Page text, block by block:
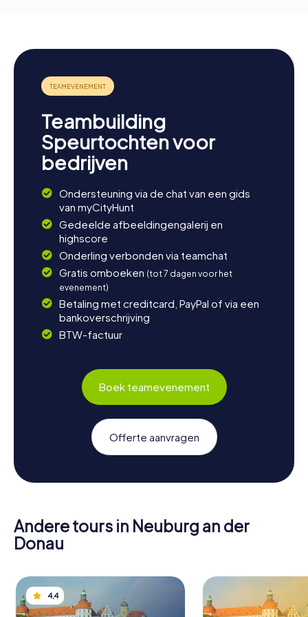
Teambuilding
Speurtochten voor
bedrijven
Ondersteuning via de chat van een gids
van myCityHunt
Gedeelde afbeeldingengalerij en
highscore
Onderling verbonden via teamchat
Gratis omboeken (tot 7 dagen voor het
evenement)
Betaling met creditcard, PayPal of via een
bankoverschrijving
BTW-factuur
Boek teamevenement
Offerte aanvragen
Andere tours in Neuburg an der
Donau
4,4